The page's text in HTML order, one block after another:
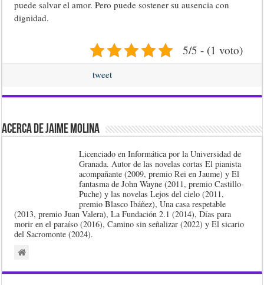
puede salvar el amor. Pero puede sostener su ausencia con
dignidad.
5/5 - (1 voto)
tweet
Acerca de Jaime Molina
Licenciado en Informática por la Universidad de
Granada. Autor de las novelas cortas El pianista
acompañante (2009, premio Rei en Jaume) y El
fantasma de John Wayne (2011, premio Castillo-
Puche) y las novelas Lejos del cielo (2011,
premio Blasco Ibáñez), Una casa respetable
(2013, premio Juan Valera), La Fundación 2.1 (2014), Días para
morir en el paraíso (2016), Camino sin señalizar (2022) y El sicario
del Sacromonte (2024).